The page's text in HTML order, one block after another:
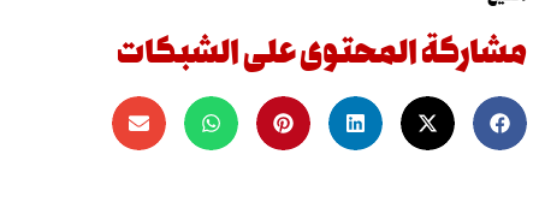
المحتوى على الشبكات